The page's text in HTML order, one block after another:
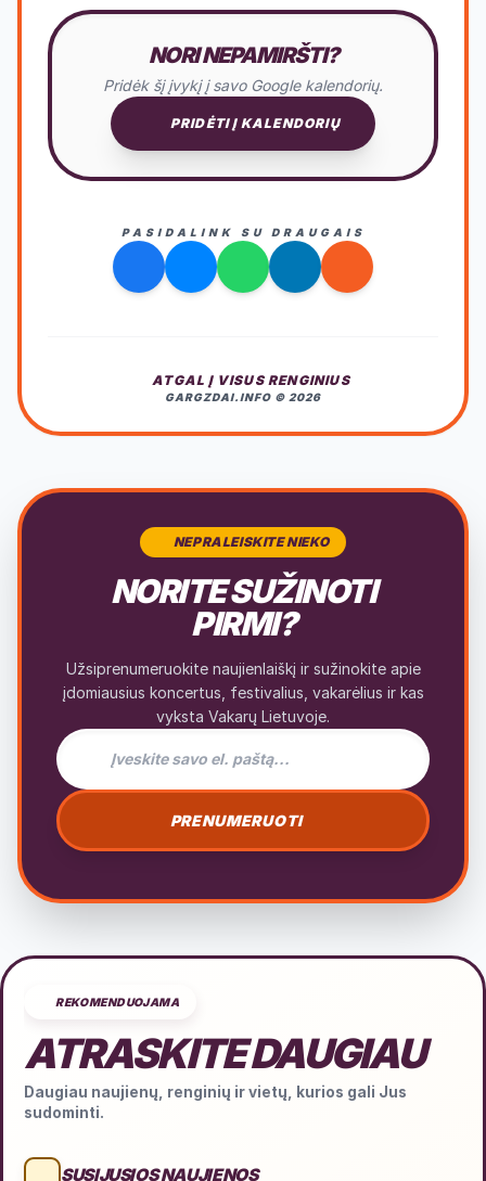
NORI NEPAMIRŠTI?
Pridėk šį įvykį į savo Google kalendorių.
PRIDĖTI Į KALENDORIŲ
PASIDALINK SU DRAUGAIS
ATGAL Į VISUS RENGINIUS
GARGZDAI.INFO © 2026
NEPRALEISKITE NIEKO
NORITE SUŽINOTI
PIRMI?
Užsiprenumeruokite naujienlaiškį ir sužinokite apie
įdomiausius koncertus, festivalius, vakarėlius ir kas
vyksta Vakarų Lietuvoje.
El. pašto adresas naujienlaiškiui
PRENUMERUOTI
REKOMENDUOJAMA
ATRASKITE DAUGIAU
Daugiau naujienų, renginių ir vietų, kurios gali Jus
sudominti.
SUSIJUSIOS NAUJIENOS